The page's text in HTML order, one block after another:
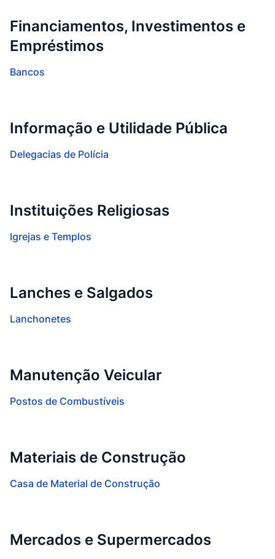
Financiamentos, Investimentos e
Empréstimos
Bancos
Informação e Utilidade Pública
Delegacias de Polícia
Instituições Religiosas
Igrejas e Templos
Lanches e Salgados
Lanchonetes
Manutenção Veicular
Postos de Combustíveis
Materiais de Construção
Casa de Material de Construção
Mercados e Supermercados